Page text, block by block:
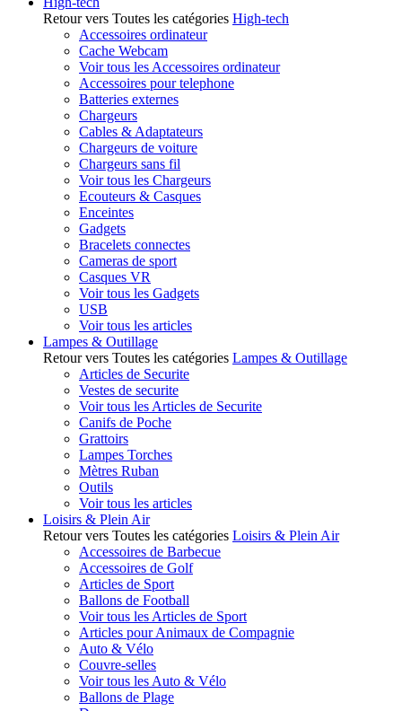
Retour vers Toutes les catégories High-tech
Accessoires ordinateur
Cache Webcam
Voir tous les Accessoires ordinateur
Accessoires pour telephone
Batteries externes
Chargeurs
Cables & Adaptateurs
Chargeurs de voiture
Chargeurs sans fil
Voir tous les Chargeurs
Ecouteurs & Casques
Enceintes
Gadgets
Bracelets connectes
Cameras de sport
Casques VR
Voir tous les Gadgets
USB
Voir tous les articles
Lampes & Outillage
Retour vers Toutes les catégories Lampes & Outillage
Articles de Securite
Vestes de securite
Voir tous les Articles de Securite
Canifs de Poche
Grattoirs
Lampes Torches
Mètres Ruban
Outils
Voir tous les articles
Loisirs & Plein Air
Retour vers Toutes les catégories Loisirs & Plein Air
Accessoires de Barbecue
Accessoires de Golf
Articles de Sport
Ballons de Football
Voir tous les Articles de Sport
Articles pour Animaux de Compagnie
Auto & Vélo
Couvre-selles
Voir tous les Auto & Vélo
Ballons de Plage